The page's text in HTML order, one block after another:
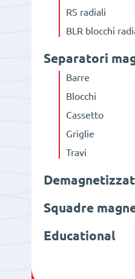
RS radiali
BLR blocchi
Separatori
Barre
Blocchi
Cassetto
Griglie
Travi
Squadre
Educational